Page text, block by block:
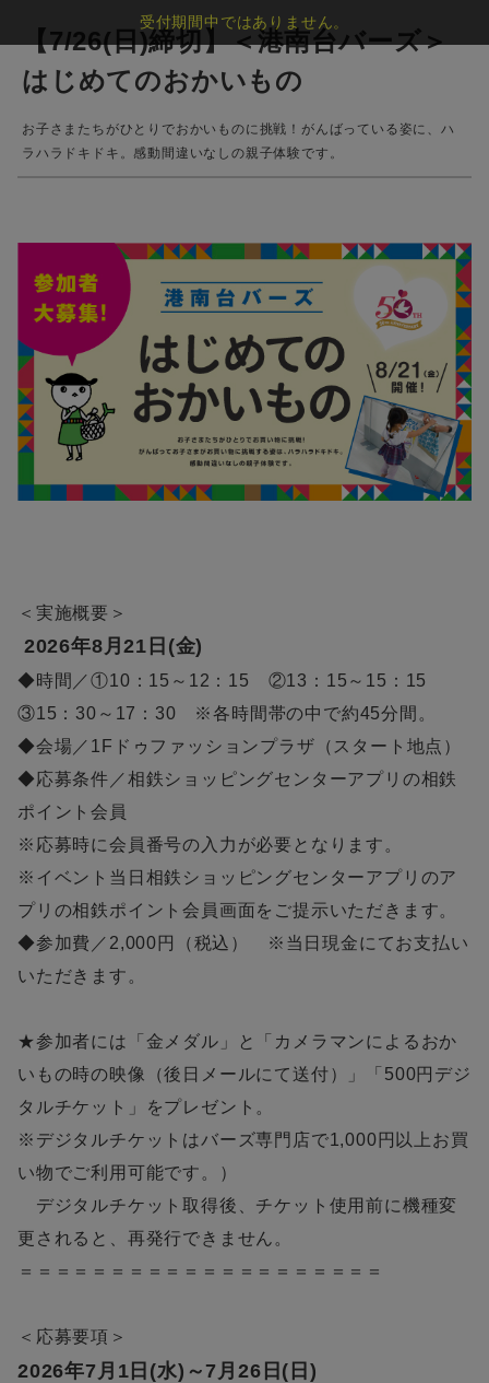
【7/26(日)締切】＜港南台バーズ＞
はじめてのおかいもの
お子さまたちがひとりでおかいものに挑戦！がんばっている姿に、ハ
ラハラドキドキ。感動間違いなしの親子体験です。
＜実施概要＞
2026年8月21日(金)
◆時間／①10：15～12：15 ②13：15～15：15
③15：30～17：30 ※各時間帯の中で約45分間。
◆会場／1Fドゥファッションプラザ（スタート地点）
◆応募条件／相鉄ショッピングセンターアプリの相鉄
ポイント会員
※応募時に会員番号の入力が必要となります。
※イベント当日相鉄ショッピングセンターアプリのア
プリの相鉄ポイント会員画面をご提示いただきます。
◆参加費／2,000円（税込） ※当日現金にてお支払い
いただきます。
★参加者には「金メダル」と「カメラマンによるおか
いもの時の映像（後日メールにて送付）」「500円デジ
タルチケット」をプレゼント。
※デジタルチケットはバーズ専門店で1,000円以上お買
い物でご利用可能です。）
デジタルチケット取得後、チケット使用前に機種変
更されると、再発行できません。
＝＝＝＝＝＝＝＝＝＝＝＝＝＝＝＝＝＝＝＝
＜応募要項＞
2026年7月1日(水)～7月26日(日)
受付期間中ではありません。